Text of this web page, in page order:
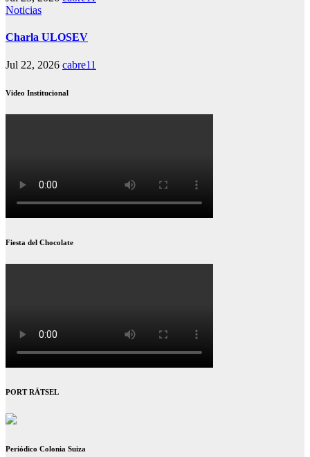
Noticias
Charla ULOSEV
Jul 22, 2026 cabre11
Video Institucional
Fiesta del Chocolate
PORT RÄTSEL
Periódico Colonia Suiza